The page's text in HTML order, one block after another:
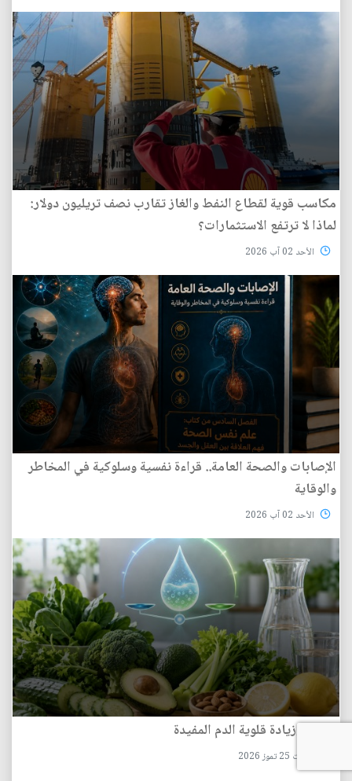
مكاسب قوية لقطاع النفط والغاز تقارب نصف تريليون دولار:
لماذا لا ترتفع الاستثمارات؟
الأحد 02 آب 2026
الإصابات والصحة العامة.. قراءة نفسية وسلوكية في المخاطر
والوقاية
الأحد 02 آب 2026
الغذاء وزيادة قلوية الدم المفيدة
السبت 25 تموز 2026